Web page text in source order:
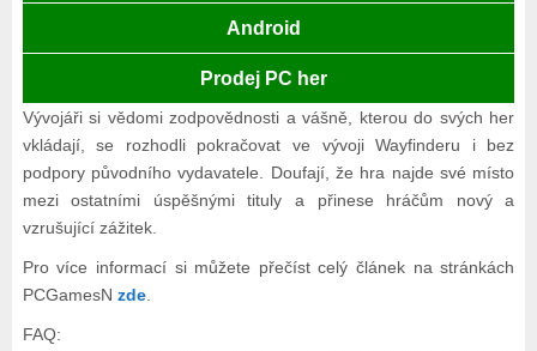
Android
Prodej PC her
Vývojáři si vědomi zodpovědnosti a vášně, kterou do svých her
vkládají, se rozhodli pokračovat ve vývoji Wayfinderu i bez
podpory původního vydavatele. Doufají, že hra najde své místo
mezi ostatními úspěšnými tituly a přinese hráčům nový a
vzrušující zážitek.
Pro více informací si můžete přečíst celý článek na stránkách
PCGamesN zde.
FAQ: